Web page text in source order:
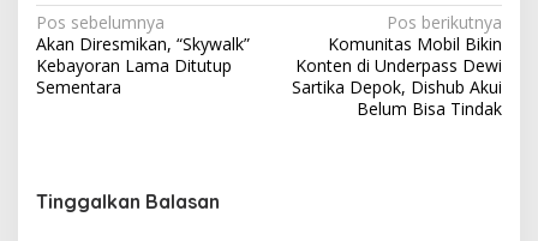
N
a
v
a
Pos sebelumnya
Akan Diresmikan, “Skywalk”
Kebayoran Lama Ditutup
Sementara
Pos berikutnya
Komunitas Mobil Bikin
Konten di Underpass Dewi
Sartika Depok, Dishub Akui
Belum Bisa Tindak
Tinggalkan Balasan